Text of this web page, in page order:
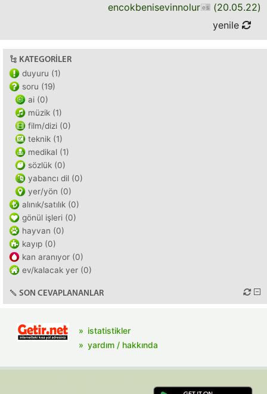
encokbenisevinnolur (20.05.22)
yenile
KATEGORILER
duyuru (1)
soru (19)
ai (0)
müzik (1)
film/dizi (0)
teknik (1)
medikal (1)
sözlük (0)
yabancı dil (0)
yer/yön (0)
alınık/satılık (0)
gönül işleri (0)
hayvan (0)
kayıp (0)
kan aranıyor (0)
ev/kalacak yer (0)
SON CEVAPLANANLAR
istatistikler
yardım / hakkında